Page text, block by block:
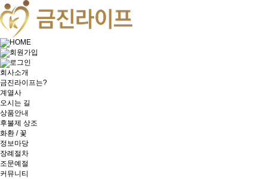
HOME
회원가입
로그인
회사소개
금진라이프는?
계열사
오시는 길
상품안내
후불제 상조
화환 / 꽃
정보마당
장례절차
조문예절
커뮤니티